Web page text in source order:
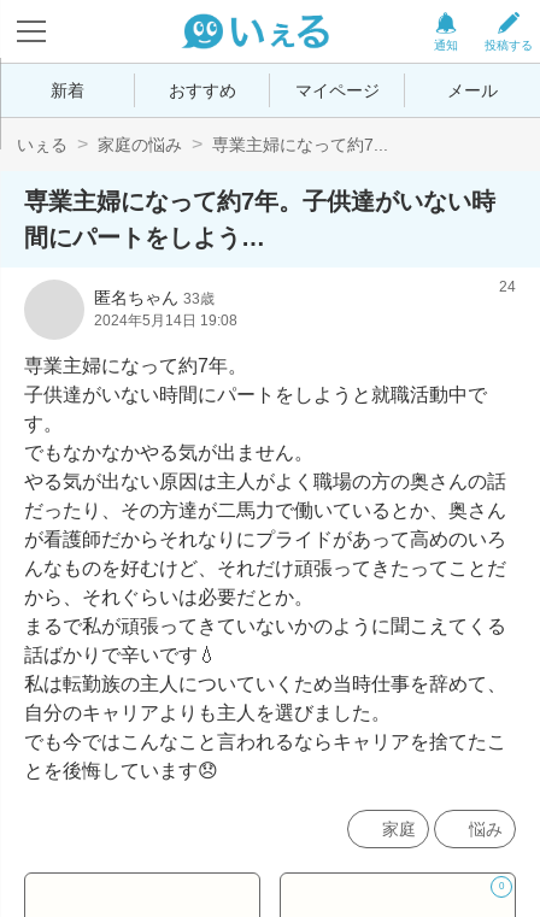
投稿する
通知
新着 おすすめ マイページ メール
いぇる 家庭の悩み 専業主婦になって約7...
専業主婦になって約7年。子供達がいない時
間にパートをしよう…
匿名ちゃん 33歳
2024年5月14日 19:08
24
専業主婦になって約7年。
子供達がいない時間にパートをしようと就職活動中で
す。
でもなかなかやる気が出ません。
やる気が出ない原因は主人がよく職場の方の奥さんの話
だったり、その方達が二馬力で働いているとか、奥さん
が看護師だからそれなりにプライドがあって高めのいろ
んなものを好むけど、それだけ頑張ってきたってことだ
から、それぐらいは必要だとか。
まるで私が頑張ってきていないかのように聞こえてくる
話ばかりで辛いです💧
私は転勤族の主人についていくため当時仕事を辞めて、
自分のキャリアよりも主人を選びました。
でも今ではこんなこと言われるならキャリアを捨てたこ
とを後悔しています😞
家庭 悩み
0